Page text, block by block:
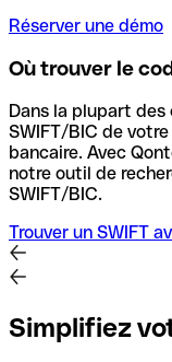
Réserver une démo
Où trouver le
Dans la plupart
SWIFT/BIC de
bancaire. Avec
notre outil de
SWIFT/BIC.
Trouver un SWIFT
Simplifiez